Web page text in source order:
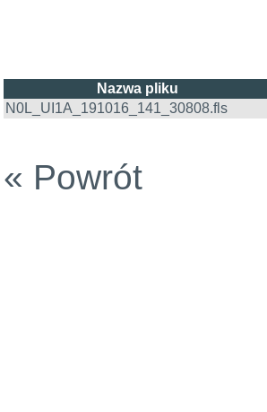
Nazwa pliku
N0L_UI1A_191016_141_30808.fls
« Powrót